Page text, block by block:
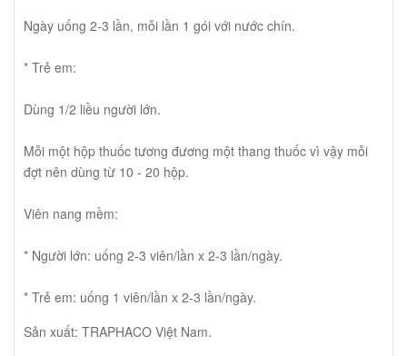
Ngày uống 2-3 lần, mỗi lần 1 gói với nước chín.
* Trẻ em:
Dùng 1/2 liều người lớn.
Mỗi một hộp thuốc tương đương một thang thuốc vì vậy mỗi
đợt nên dùng từ 10 - 20 hộp.
Viên nang mềm:
* Người lớn: uống 2-3 viên/lần x 2-3 lần/ngày.
* Trẻ em: uống 1 viên/lần x 2-3 lần/ngày.
Sản xuất: TRAPHACO Việt Nam.